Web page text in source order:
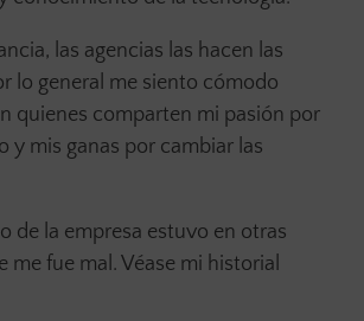
las agencias las hacen las
lo general me siento cómodo
quienes comparten mi pasión por
y mis ganas por cambiar las
de la empresa estuvo en otras
me fue mal. Véase mi historial